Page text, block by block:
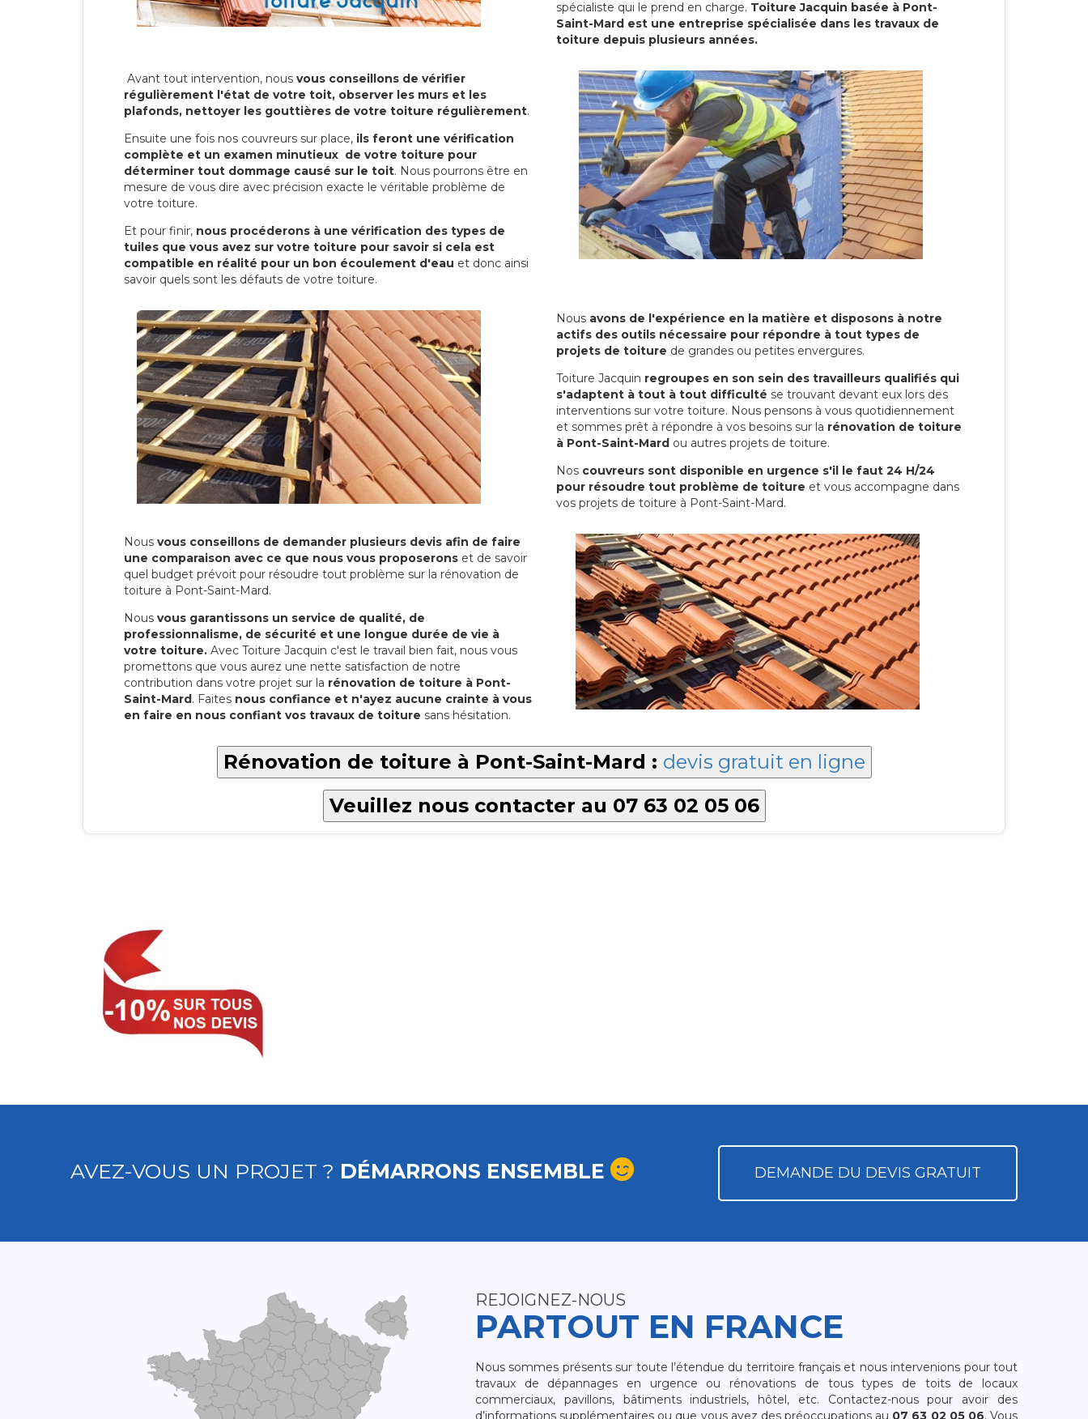
spécialiste qui le prend en charge. Toiture Jacquin basée à Pont-
Saint-Mard est une entreprise spécialisée dans les travaux de
toiture depuis plusieurs années.
Avant tout intervention, nous vous conseillons de vérifier
régulièrement l'état de votre toit, observer les murs et les
plafonds, nettoyer les gouttières de votre toiture régulièrement.
Ensuite une fois nos couvreurs sur place, ils feront une vérification
complète et un examen minutieux de votre toiture pour
déterminer tout dommage causé sur le toit. Nous pourrons être en
mesure de vous dire avec précision exacte le véritable problème de
votre toiture.
Et pour finir, nous procéderons à une vérification des types de
tuiles que vous avez sur votre toiture pour savoir si cela est
compatible en réalité pour un bon écoulement d'eau et donc ainsi
savoir quels sont les défauts de votre toiture.
Nous avons de l'expérience en la matière et disposons à notre
actifs des outils nécessaire pour répondre à tout types de
projets de toiture de grandes ou petites envergures.
Toiture Jacquin regroupes en son sein des travailleurs qualifiés qui
s'adaptent à tout à tout difficulté se trouvant devant eux lors des
interventions sur votre toiture. Nous pensons à vous quotidiennement
et sommes prêt à répondre à vos besoins sur la rénovation de toiture
à Pont-Saint-Mard ou autres projets de toiture.
Nos couvreurs sont disponible en urgence s'il le faut 24 H/24
pour résoudre tout problème de toiture et vous accompagne dans
vos projets de toiture à Pont-Saint-Mard.
Nous vous conseillons de demander plusieurs devis afin de faire
une comparaison avec ce que nous vous proposerons et de savoir
quel budget prévoit pour résoudre tout problème sur la rénovation de
toiture à Pont-Saint-Mard.
Nous vous garantissons un service de qualité, de
professionnalisme, de sécurité et une longue durée de vie à
votre toiture. Avec Toiture Jacquin c'est le travail bien fait, nous vous
promettons que vous aurez une nette satisfaction de notre
contribution dans votre projet sur la rénovation de toiture à Pont-
Saint-Mard. Faites nous confiance et n'ayez aucune crainte à vous
en faire en nous confiant vos travaux de toiture sans hésitation.
Rénovation de toiture à Pont-Saint-Mard : devis gratuit en ligne
Veuillez nous contacter au 07 63 02 05 06
AVEZ-VOUS UN PROJET ? DÉMARRONS ENSEMBLE DEMANDE DU DEVIS GRATUIT
REJOIGNEZ-NOUS
PARTOUT EN FRANCE
Nous sommes présents sur toute l’étendue du territoire français et nous intervenions pour tout
travaux de dépannages en urgence ou rénovations de tous types de toits de locaux
commerciaux, pavillons, bâtiments industriels, hôtel, etc. Contactez-nous pour avoir des